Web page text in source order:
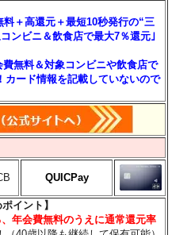
料＋高還元＋最短10秒発行の“三
ンビニ＆飲食店で最大7％還元｣
費無料＆対象コンビニや飲食店で
カード情報を記載していないので
QUICPay
イント】
年会費無料のうえに通常還元率